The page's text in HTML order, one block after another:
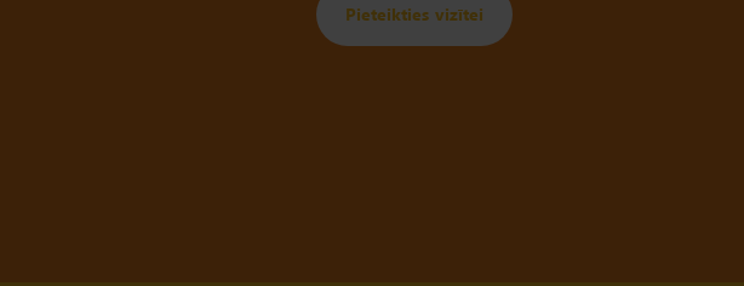
Pieteikties vizītei